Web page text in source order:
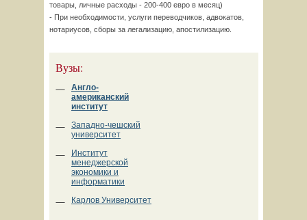
товары, личные расходы - 200-400 евро в месяц)
- При необходимости, услуги переводчиков, адвокатов,
нотариусов, сборы за легализацию, апостилизацию.
Вузы:
Англо-
американский
институт
Западно-чешский
университет
Институт
менеджерской
экономики и
информатики
Карлов Университет